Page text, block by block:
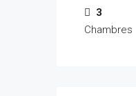
3
Chambres